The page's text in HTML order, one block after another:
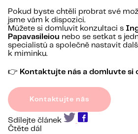
Pokud byste chtěli probrat své
jsme vám k dispozici.
Můžete si domluvit konzultaci s
Papavasileiou nebo se setkat s
specialistů a společně nastavit
k miminku.
👉 Kontaktujte nás a domluvte si
Kontaktujte nás
Sdílejte článek
Čtěte dál